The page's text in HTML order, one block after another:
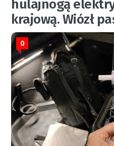
hulajnogą
krajową. Wiózł
0